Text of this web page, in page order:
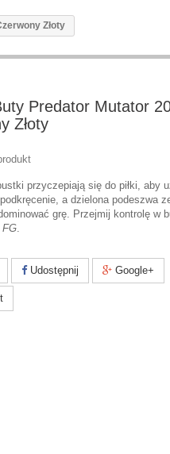
Złoty
Predator Mutator
Złoty
przyczepiają się do piłki, aby
a dzielona podeszwa
grę. Przejmij kontrolę w
FG.
Udostępnij Google+